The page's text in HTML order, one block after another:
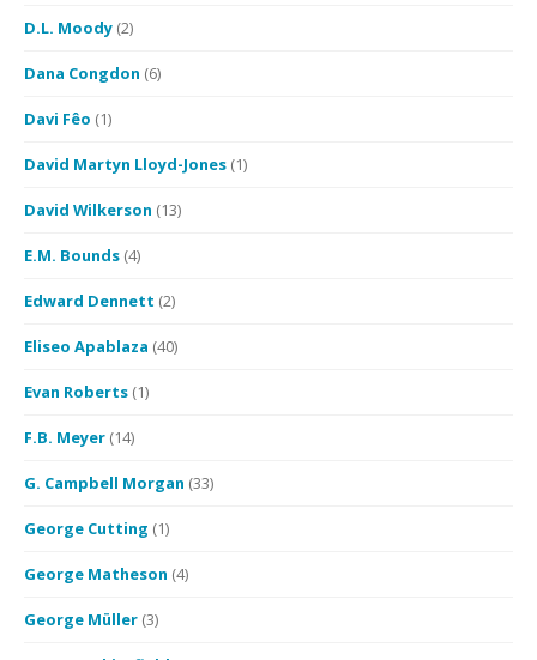
D.L. Moody (2)
Dana Congdon (6)
Davi Fêo (1)
David Martyn Lloyd-Jones (1)
David Wilkerson (13)
E.M. Bounds (4)
Edward Dennett (2)
Eliseo Apablaza (40)
Evan Roberts (1)
F.B. Meyer (14)
G. Campbell Morgan (33)
George Cutting (1)
George Matheson (4)
George Müller (3)